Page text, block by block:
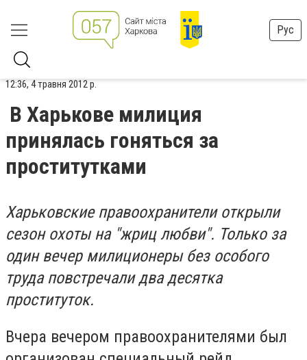
Рус
12:36, 4 травня 2012 р.
В Харькове милиция
принялась гоняться за
проститутками
Харьковские правоохранители открыли
сезон охоты на "жриц любви". Только за
один вечер милиционеры без особого
труда повстречали два десятка
проституток.
Вчера вечером правоохранителями был